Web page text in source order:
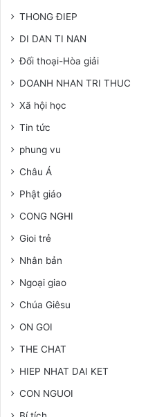
THONG ĐIEP
DI DAN TI NAN
Đối thoại-Hòa giải
DOANH NHAN TRI THUC
Xã hội học
Tin tức
phung vu
Châu Á
Phật giáo
CONG NGHI
Gioi trẻ
Nhân bản
Ngoại giao
Chúa Giêsu
ON GOI
THE CHAT
HIEP NHAT DAI KET
CON NGUOI